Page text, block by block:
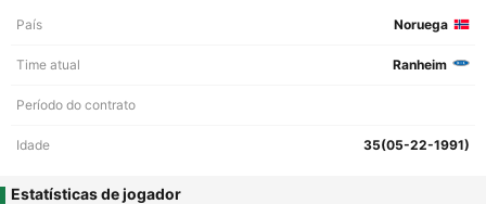
País Noruega
Time atual Ranheim
Período do contrato
Idade 35(05-22-1991)
Estatísticas de jogador